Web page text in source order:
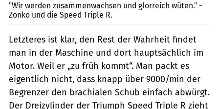
"Wir werden zusammenwachsen und glorreich wüten." -
Zonko und die Speed Triple R.
Letzteres ist klar, den Rest der Wahrheit findet
man in der Maschine und dort hauptsächlich im
Motor. Weil er „zu früh kommt“. Man packt es
eigentlich nicht, dass knapp über 9000/min der
Begrenzer den brachialen Schub einfach abwürgt.
Der Dreizylinder der Triumph Speed Triple R zieht